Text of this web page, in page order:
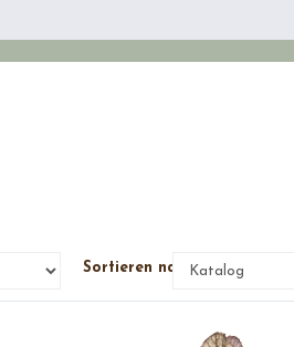
Sortieren nach